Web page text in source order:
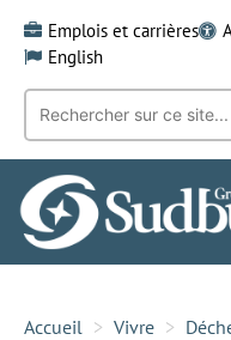
content
Emplois et carrières
English
Recherche
mot-
clé:
Accueil Vivre